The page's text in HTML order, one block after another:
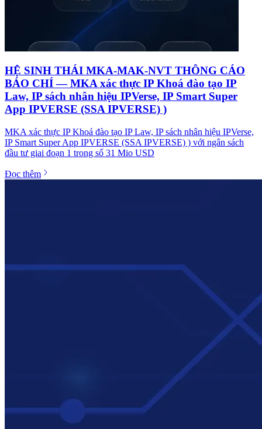
HỆ SINH THÁI MKA-MAK-NVT THÔNG CÁO
BÁO CHÍ — MKA xác thực IP Khoá đào tạo IP
Law, IP sách nhân hiệu IPVerse, IP Smart Super
App IPVERSE (SSA IPVERSE) )
MKA xác thực IP Khoá đào tạo IP Law, IP sách nhân hiệu IPVerse,
IP Smart Super App IPVERSE (SSA IPVERSE) ) với ngân sách
đầu tư giai đoạn 1 trong số 31 Mio USD
Đọc thêm